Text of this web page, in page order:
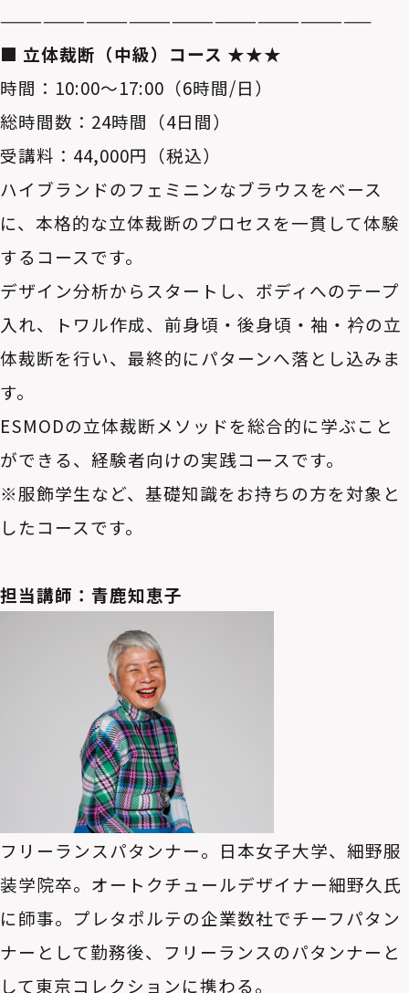
——————————————————————————
■ 立体裁断（中級）コース ★★★
時間：10:00～17:00（6時間/日）
総時間数：24時間（4日間）
受講料：44,000円（税込）
ハイブランドのフェミニンなブラウスをベース
に、本格的な立体裁断のプロセスを一貫して体験
するコースです。
デザイン分析からスタートし、ボディへのテープ
入れ、トワル作成、前身頃・後身頃・袖・衿の立
体裁断を行い、最終的にパターンへ落とし込みま
す。
ESMODの立体裁断メソッドを総合的に学ぶこと
ができる、経験者向けの実践コースです。
※服飾学生など、基礎知識をお持ちの方を対象と
したコースです。
担当講師：青鹿知恵子
フリーランスパタンナー。日本女子大学、細野服
装学院卒。オートクチュールデザイナー細野久氏
に師事。プレタポルテの企業数社でチーフパタン
ナーとして勤務後、フリーランスのパタンナーと
して東京コレクションに携わる。